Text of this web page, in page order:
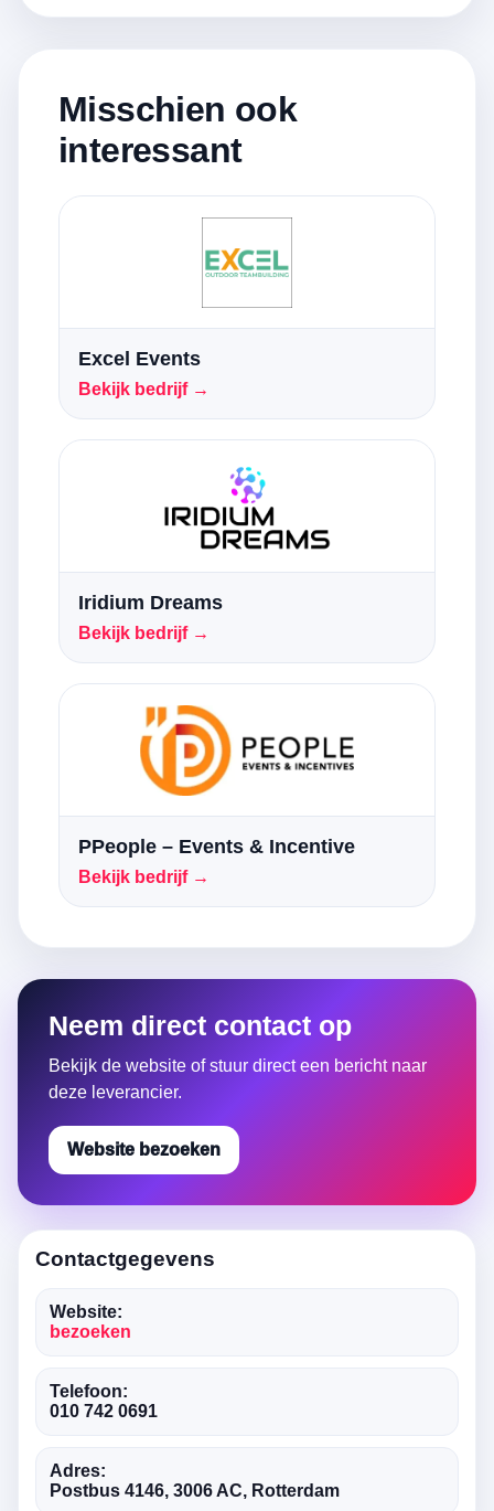
Misschien ook
interessant
Excel Events
Bekijk bedrijf →
Iridium Dreams
Bekijk bedrijf →
PPeople – Events & Incentive
Bekijk bedrijf →
Neem direct contact op
Bekijk de website of stuur direct een bericht naar
deze leverancier.
Website bezoeken
Contactgegevens
Website:
bezoeken
Telefoon:
010 742 0691
Adres:
Postbus 4146, 3006 AC, Rotterdam